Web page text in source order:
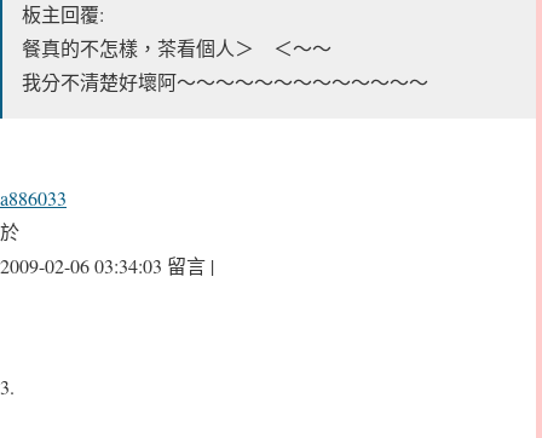
板主回覆:
餐真的不怎樣，茶看個人＞ ＜～～
我分不清楚好壞阿～～～～～～～～～～～～～
a886033
於
2009-02-06 03:34:03 留言 |
3.